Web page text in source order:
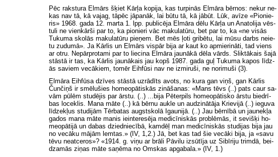
Pēc rak­stu­ra El­mārs šķiet Kār­ļa ko­pi­ja, kas tur­pi­nās El­mā­ra bēr­nos: ne­kur ne­
kas nav tā, kā va­jag, tā­pēc jā­pa­nāk, lai bū­tu tā, kā jā­būt. Lūk, avī­ze «Pi­onie­
ris» 1968. ga­da 12. mar­ta 1. lpp. pub­li­cē­ja El­mā­ra dē­lu Kār­ļa un Ana­to­li­ja vēs­
tu­li ne vien­kār­ši par to, ka pi­onie­ri vāc ma­ku­la­tū­ru, bet par to, ka «ne vi­sās
Tu­ku­ma sko­lās ma­ku­la­tū­ru pie­ņem. Bet mēs ļo­ti gri­bē­tu, lai mū­su darbs ne­ie­
tu zu­du­mā». Ja Kār­lis un El­mārs vis­pār bi­ja ar kaut ko ap­mie­ri­nā­ti, tad viens
ar ot­ru. Ne­pār­pro­ta­mi par to lie­ci­na El­mā­ra jaun­ākā dē­la vārds. Slik­tā­kais ša­jā
stās­tā ir tas, ka Kār­lis jaun­ākais jau kopš 1987. ga­da guļ Tu­ku­ma ka­pos līdz­
ās sa­viem ve­cā­kiem, to­mēr Eih­fū­si nav ne iz­mi­ru­ši, ne no­ri­mu­ši (3).
El­mā­ra Eih­fū­sa dzī­ves stās­tā uz­rā­dīts avots, no ku­ra gan viņš, gan Kār­lis
Čun­čiņš ir smē­lu­šies ho­me­opā­tis­kās zi­nā­ša­nas: «Mans tēvs (..) pats caur sa­
vām pū­lēm stu­dē­jis par ār­stu. (..) ...bi­ja Pē­ter­pils ho­me­opā­tis­ko ār­stu bied­rī­
bas lo­cek­lis. Ma­na mā­te (..) kā bēr­nu auk­le un audzi­nā­tā­ja Krie­vi­jā (..) ie­gu­va
lī­dzek­ļus stu­di­jām Tēr­ba­tas augst­sko­lā Igau­ni­jā. (..) Jau bēr­nī­bā un jau­nek­ļa
ga­dos ma­na mā­te ma­nis ie­in­te­re­sē­ja me­di­cī­nis­kās pro­blē­mās, it se­viš­ķi ho­
me­opā­ti­jā un da­bas dzied­nie­cī­bā, kam­dēļ man me­di­cī­nis­kās stu­di­jas bi­ja jau
no ve­cā­ku mā­jām lem­tas.» (IV, 1,2.) Jā, bet kas tad šie ve­cā­ki bi­ja, ja «sa­vu
tē­vu ne­at­ce­ros»? «1914. g. vi­ņu ar brā­li Pā­vi­lu iz­sū­tī­ja uz Si­bī­ri­ju trim­dā, bei­
dza­mās zi­ņas mā­te sa­ņē­ma no Om­skas ap­ga­ba­la.» (IV, 1.)